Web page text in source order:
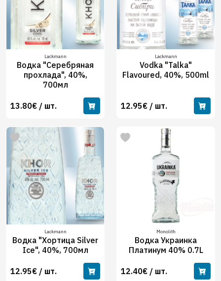
Lackmann
Водка "Серебряная
прохлада", 40%,
700мл
13.80€ / шт.
Lackmann
Vodka "Talka"
Flavoured, 40%, 500ml
12.95€ / шт.
Lackmann
Водка "Хортица Silver
Ice", 40%, 700мл
12.95€ / шт.
Monolith
Водка Украинка
Платинум 40% 0.7L
12.40€ / шт.